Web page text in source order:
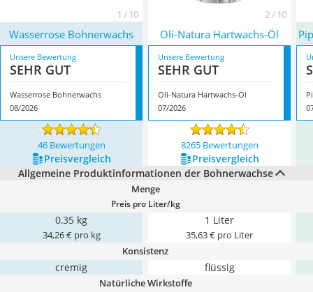
1 / 10 2 / 10
Wasserrose Bohnerwachs Oli-Natura Hartwachs-Öl
Unsere Bewertung
SEHR GUT
Wasserrose Bohnerwachs
08/2026
Unsere Bewertung
SEHR GUT
Oli-Natura Hartwachs-Öl
07/2026
46 Bewertungen 8265 Bewertungen
Preis­vergleich
Preis­vergleich
Allgemeine Produktinformationen der Bohnerwachse
Menge
Preis pro Liter/kg
0,35 kg
34,26 € pro kg
1 Liter
35,63 € pro Liter
Konsistenz
cremig flüssig
Natürliche Wirkstoffe